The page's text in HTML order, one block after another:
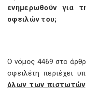
ενημερωθούν για
οφειλών του;
Ο νόμος 4469 στο
οφειλέτη περιέχει
όλων των πιστωτών